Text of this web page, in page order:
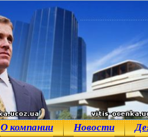
О компании Новости